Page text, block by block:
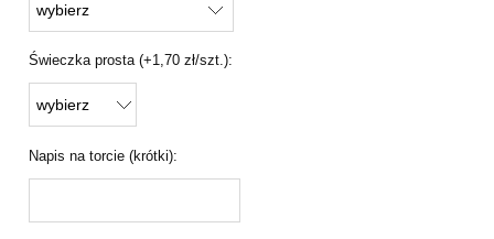
Świeczka prosta (+1,70 zł/szt.):
Napis na torcie (krótki):